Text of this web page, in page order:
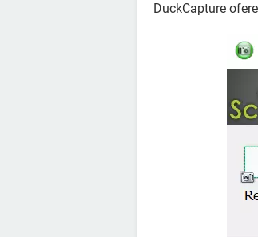
DuckCapture